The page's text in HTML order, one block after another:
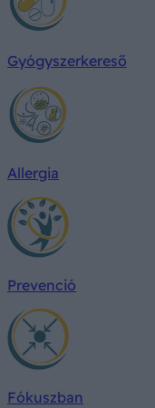
Gyógyszerkereső
Allergia
Prevenció
Fókuszban